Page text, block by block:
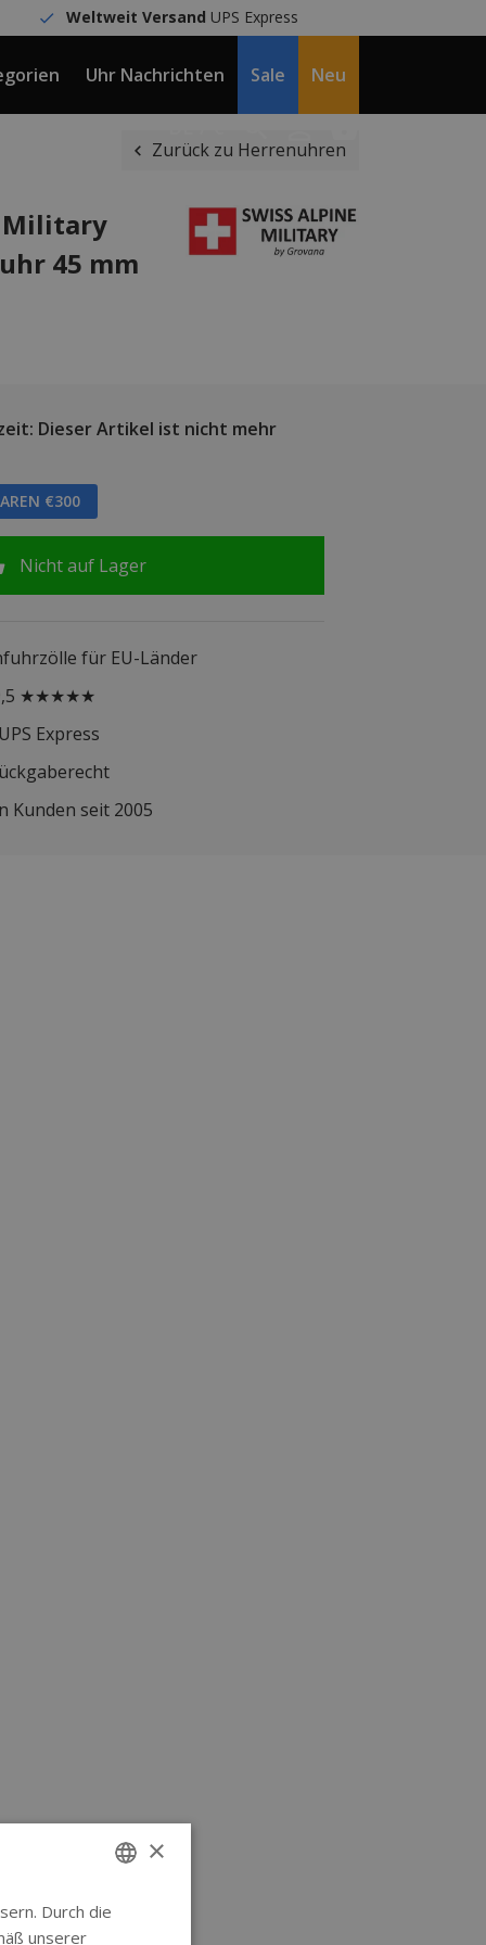
Weltweit Versand UPS Express
Uhr Nachrichten Sale Neu
Zurück zu Herrenuhren
Military
45 mm
Dieser Artikel ist nicht mehr
€300
Nicht auf Lager
für EU-Länder
★★★★★
Express
Kunden seit 2005
ENGLISH
×
Durch die
unserer